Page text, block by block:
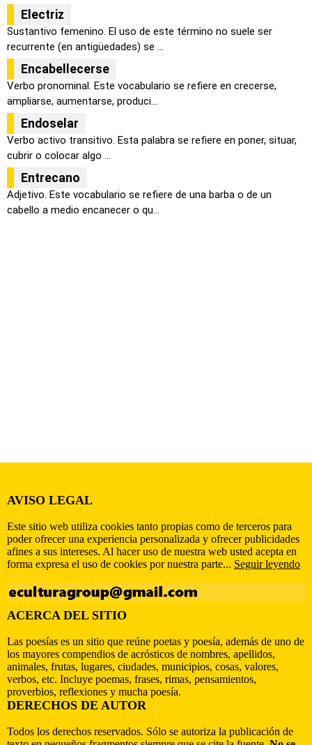
Electriz
Sustantivo femenino. El uso de este término no suele ser
recurrente (en antigüedades) se ...
Encabellecerse
Verbo pronominal. Este vocabulario se refiere en crecerse,
ampliarse, aumentarse, produci...
Endoselar
Verbo activo transitivo. Esta palabra se refiere en poner, situar,
cubrir o colocar algo ...
Entrecano
Adjetivo. Este vocabulario se refiere de una barba o de un
cabello a medio encanecer o qu...
AVISO LEGAL
Este sitio web utiliza cookies tanto propias como de terceros para
poder ofrecer una experiencia personalizada y ofrecer publicidades
afines a sus intereses. Al hacer uso de nuestra web usted acepta en
forma expresa el uso de cookies por nuestra parte... Seguir leyendo
ACERCA DEL SITIO
Las poesías es un sitio que reúne poetas y poesía, además de uno de
los mayores compendios de acrósticos de nombres, apellidos,
animales, frutas, lugares, ciudades, municipios, cosas, valores,
verbos, etc. Incluye poemas, frases, rimas, pensamientos,
proverbios, reflexiones y mucha poesía.
DERECHOS DE AUTOR
Todos los derechos reservados. Sólo se autoriza la publicación de